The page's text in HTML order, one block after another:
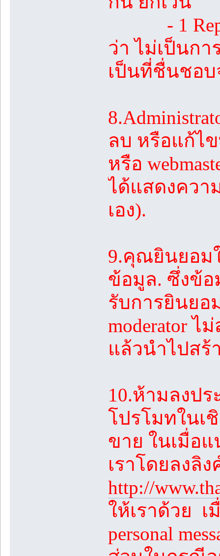
- 1 Reply
ว่า ไม่เป็นก
เป็นที่ชื่นชอบ
ลบ หรือแก้ไข
หรือ
ได้แสดงควา
เอง).
9.คุณยินยอม
ข้อมูล. ซึ่งข้อ
รับการยินยอ
moderator
แล้วนำไปสร้
10.ห้ามลงป
โปรโมทในเ
ขาย ในเมื่อ
เราโดยลงลิง
http://
ให้เราด้วย
personal